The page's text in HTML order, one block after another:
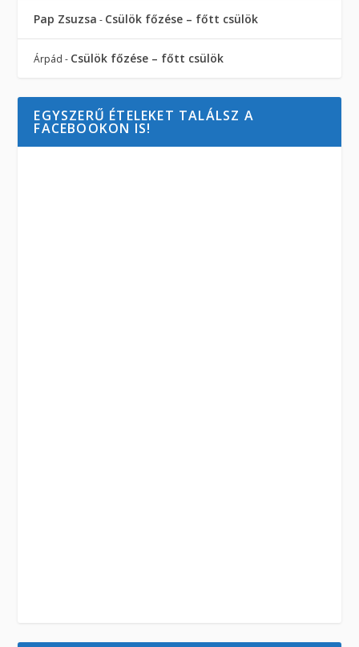
Pap Zsuzsa - Csülök főzése – főtt csülök
Árpád - Csülök főzése – főtt csülök
EGYSZERŰ ÉTELEKET TALÁLSZ A
FACEBOOKON IS!